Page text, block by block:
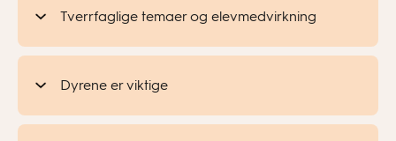
Tverrfaglige temaer og elevmedvirkning
Dyrene er viktige